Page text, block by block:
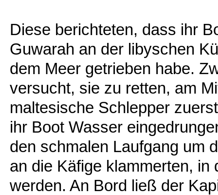
Diese berichteten, dass ihr
Guwarah an der libyschen
dem Meer getrieben habe.
versucht, sie zu retten, am
maltesische Schlepper
ihr Boot Wasser
den schmalen Laufgang um
an die Käfige klammerten,
werden. An Bord ließ der